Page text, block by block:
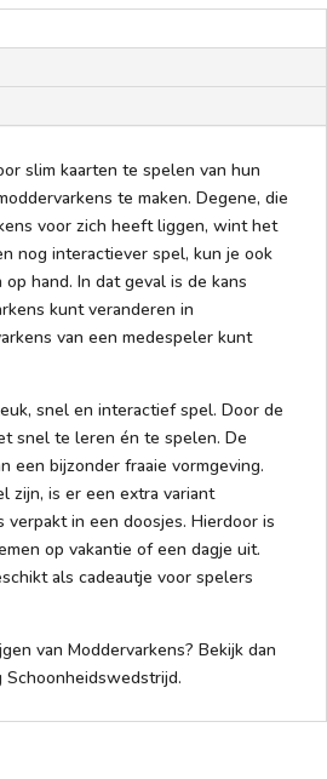
slim kaarten te spelen van hun
te maken. Degene, die
voor zich heeft liggen, wint het
nog interactiever spel, kun je ook
hand. In dat geval is de kans
kunt veranderen in
van een medespeler kunt
snel en interactief spel. Door de
snel te leren én te spelen. De
een bijzonder fraaie vormgeving.
zijn, is er een extra variant
in een doosjes. Hierdoor is
op vakantie of een dagje uit.
als cadeautje voor spelers
van Moddervarkens? Bekijk dan